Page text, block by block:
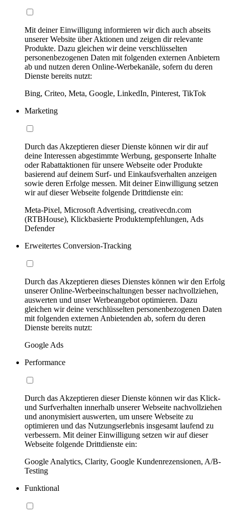
Mit deiner Einwilligung informieren wir dich auch abseits
unserer Website über Aktionen und zeigen dir relevante
Produkte. Dazu gleichen wir deine verschlüsselten
personenbezogenen Daten mit folgenden externen Anbietern
ab und nutzen deren Online-Werbekanäle, sofern du deren
Dienste bereits nutzt:
Bing, Criteo, Meta, Google, LinkedIn, Pinterest, TikTok
Marketing
Durch das Akzeptieren dieser Dienste können wir dir auf
deine Interessen abgestimmte Werbung, gesponserte Inhalte
oder Rabattaktionen für unsere Webseite oder Produkte
basierend auf deinem Surf- und Einkaufsverhalten anzeigen
sowie deren Erfolge messen. Mit deiner Einwilligung setzen
wir auf dieser Webseite folgende Drittdienste ein:
Meta-Pixel, Microsoft Advertising, creativecdn.com
(RTBHouse), Klickbasierte Produktempfehlungen, Ads
Defender
Erweitertes Conversion-Tracking
Durch das Akzeptieren dieses Dienstes können wir den Erfolg
unserer Online-Werbeeinschaltungen besser nachvollziehen,
auswerten und unser Werbeangebot optimieren. Dazu
gleichen wir deine verschlüsselten personenbezogenen Daten
mit folgenden externen Anbietenden ab, sofern du deren
Dienste bereits nutzt:
Google Ads
Performance
Durch das Akzeptieren dieser Dienste können wir das Klick-
und Surfverhalten innerhalb unserer Webseite nachvollziehen
und anonymisiert auswerten, um unsere Webseite zu
optimieren und das Nutzungserlebnis insgesamt laufend zu
verbessern. Mit deiner Einwilligung setzen wir auf dieser
Webseite folgende Drittdienste ein:
Google Analytics, Clarity, Google Kundenrezensionen, A/B-
Testing
Funktional